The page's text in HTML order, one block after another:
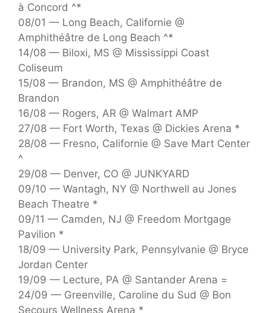
à Concord ^*
08/01 — Long Beach, Californie @
Amphithéâtre de Long Beach ^*
14/08 — Biloxi, MS @ Mississippi Coast
Coliseum
15/08 — Brandon, MS @ Amphithéâtre de
Brandon
16/08 — Rogers, AR @ Walmart AMP
27/08 — Fort Worth, Texas @ Dickies Arena *
28/08 — Fresno, Californie @ Save Mart Center
^
29/08 — Denver, CO @ JUNKYARD
09/10 — Wantagh, NY @ Northwell au Jones
Beach Theatre *
09/11 — Camden, NJ @ Freedom Mortgage
Pavilion *
18/09 — University Park, Pennsylvanie @ Bryce
Jordan Center
19/09 — Lecture, PA @ Santander Arena =
24/09 — Greenville, Caroline du Sud @ Bon
Secours Wellness Arena *